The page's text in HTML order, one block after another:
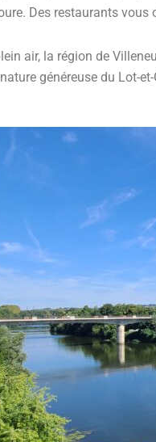
Des restaurants
air, la région de
nature généreuse du Lot-